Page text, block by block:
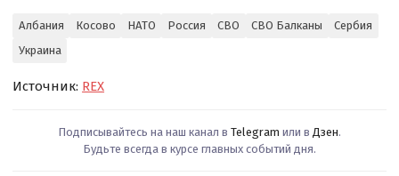
Албания Косово НАТО Россия СВО СВО Балканы
Сербия
Украина
Источник: REX
Подписывайтесь на наш канал в Telegram или в Дзен.
Будьте всегда в курсе главных событий дня.